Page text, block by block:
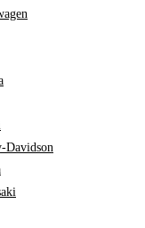
Davidson